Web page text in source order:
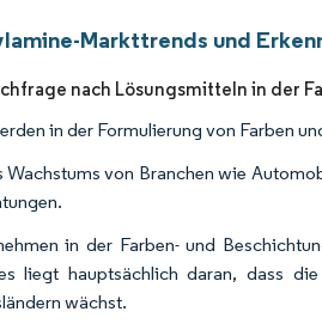
Markttrends und
nach Lösungsmitteln in der
in der Formulierung von Farben
Wachstums von Branchen wie
in der Farben- und
liegt hauptsächlich daran, dass
wächst.